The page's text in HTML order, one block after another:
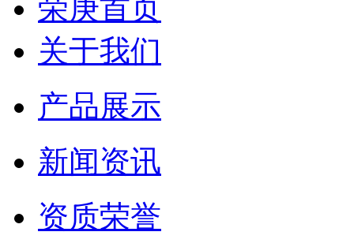
荣庚首页
关于我们
产品展示
新闻资讯
资质荣誉